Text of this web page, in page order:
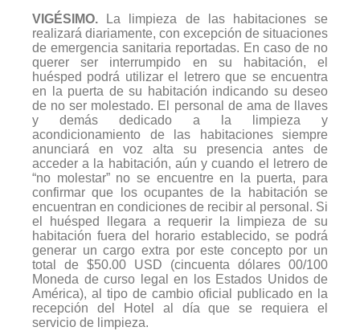
VIGÉSIMO. La limpieza de las habitaciones se
realizará diariamente, con excepción de situaciones
de emergencia sanitaria reportadas. En caso de no
querer ser interrumpido en su habitación, el
huésped podrá utilizar el letrero que se encuentra
en la puerta de su habitación indicando su deseo
de no ser molestado. El personal de ama de llaves
y demás dedicado a la limpieza y
acondicionamiento de las habitaciones siempre
anunciará en voz alta su presencia antes de
acceder a la habitación, aún y cuando el letrero de
“no molestar” no se encuentre en la puerta, para
confirmar que los ocupantes de la habitación se
encuentran en condiciones de recibir al personal. Si
el huésped llegara a requerir la limpieza de su
habitación fuera del horario establecido, se podrá
generar un cargo extra por este concepto por un
total de $50.00 USD (cincuenta dólares 00/100
Moneda de curso legal en los Estados Unidos de
América), al tipo de cambio oficial publicado en la
recepción del Hotel al día que se requiera el
servicio de limpieza.